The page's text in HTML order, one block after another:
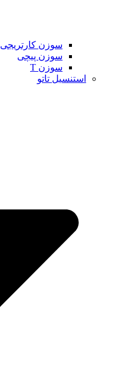
سوزن کارتریجی
سوزن پیچی
سوزن T
استنسیل تاتو